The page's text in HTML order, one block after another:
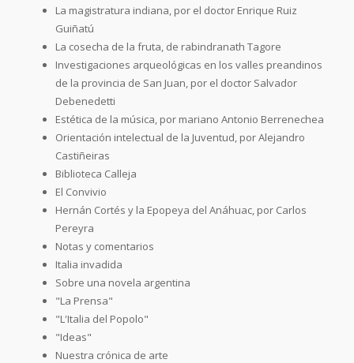
La magistratura indiana, por el doctor Enrique Ruiz
Guiñatú
La cosecha de la fruta, de rabindranath Tagore
Investigaciones arqueológicas en los valles preandinos
de la provincia de San Juan, por el doctor Salvador
Debenedetti
Estética de la música, por mariano Antonio Berrenechea
Orientación intelectual de la Juventud, por Alejandro
Castiñeiras
Biblioteca Calleja
El Convivio
Hernán Cortés y la Epopeya del Anáhuac, por Carlos
Pereyra
Notas y comentarios
Italia invadida
Sobre una novela argentina
"La Prensa"
"L'Italia del Popolo"
"Ideas"
Nuestra crónica de arte